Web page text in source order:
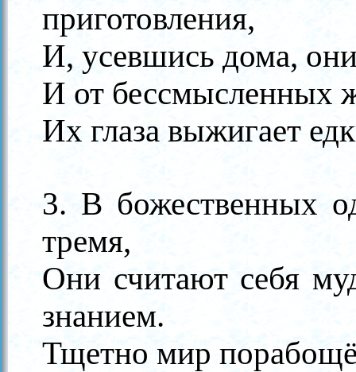
приготовления,
И, усевшись дома,
И от бессмысленных
Их глаза выжигает
3. В божественных
тремя,
Они считают себя
знанием.
Тщетно мир